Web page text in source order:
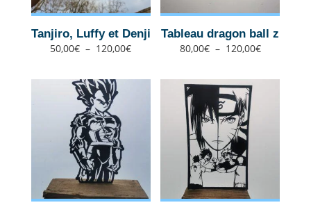
Tanjiro, Luffy et Denji
50,00€ – 120,00€Plage
de
Tableau dragon ball z
80,00€ – 120,00€Plage
de